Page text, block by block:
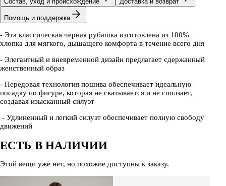
Помощь и поддержка
- Эта классическая черная рубашка изготовлена из 100%
хлопка для мягкого, дышащего комфорта в течение всего дня
- Элегантный и вневременной дизайн предлагает сдержанный
женственный образ
- Передовая технология пошива обеспечивает идеальную
посадку по фигуре, которая не скатывается и не сползает,
создавая изысканный силуэт
- Удлиненный и легкий силуэт обеспечивает полную свободу
движений
ЕСТЬ В НАЛИЧИИ
Этой вещи уже нет, но похожие доступны к заказу.